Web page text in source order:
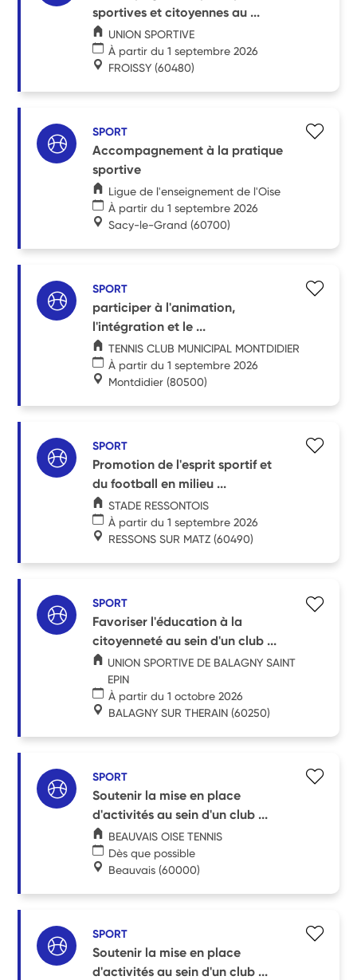
sportives et citoyennes au ...
UNION SPORTIVE
À partir du 1 septembre 2026
FROISSY (60480)
SPORT
Accompagnement à la pratique
sportive
Ligue de l'enseignement de l'Oise
À partir du 1 septembre 2026
Sacy-le-Grand (60700)
SPORT
participer à l'animation,
l'intégration et le ...
TENNIS CLUB MUNICIPAL MONTDIDIER
À partir du 1 septembre 2026
Montdidier (80500)
SPORT
Promotion de l'esprit sportif et
du football en milieu ...
STADE RESSONTOIS
À partir du 1 septembre 2026
RESSONS SUR MATZ (60490)
SPORT
Favoriser l'éducation à la
citoyenneté au sein d'un club ...
UNION SPORTIVE DE BALAGNY SAINT
EPIN
À partir du 1 octobre 2026
BALAGNY SUR THERAIN (60250)
SPORT
Soutenir la mise en place
d'activités au sein d'un club ...
BEAUVAIS OISE TENNIS
Dès que possible
Beauvais (60000)
SPORT
Soutenir la mise en place
d'activités au sein d'un club ...